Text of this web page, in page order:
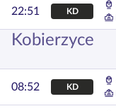
22:51 KD
Kobierzyce
08:52 KD